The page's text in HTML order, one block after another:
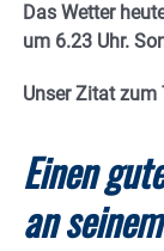
Das Wetter
um 6.23 Uhr.
Unser Zitat zum
Einen
an